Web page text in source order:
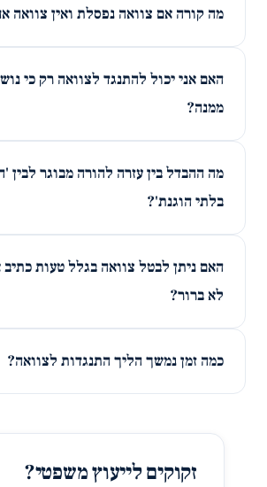
מה קורה אם צוואה נפסלת ואין צוואה
האם אני יכול להתנגד לצוואה רק כי
ממנה?
מה ההבדל בין עזרה להורה מבוגר לבין
בלתי הוגנת'?
האם ניתן לבטל צוואה בגלל טעות כתיב
לא ברור?
כמה זמן נמשך הליך התנגדות לצוואה?
זקוקים לייעוץ משפטי?